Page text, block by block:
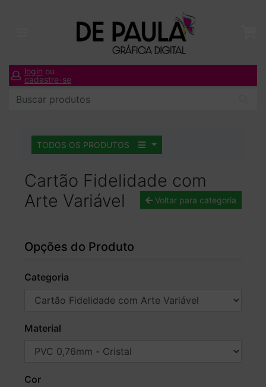
login ou
cadastre-se
TODOS OS PRODUTOS
Cartão Fidelidade com
Arte Variável
Voltar para categoria
Opções do Produto
Categoria
Material
Cor